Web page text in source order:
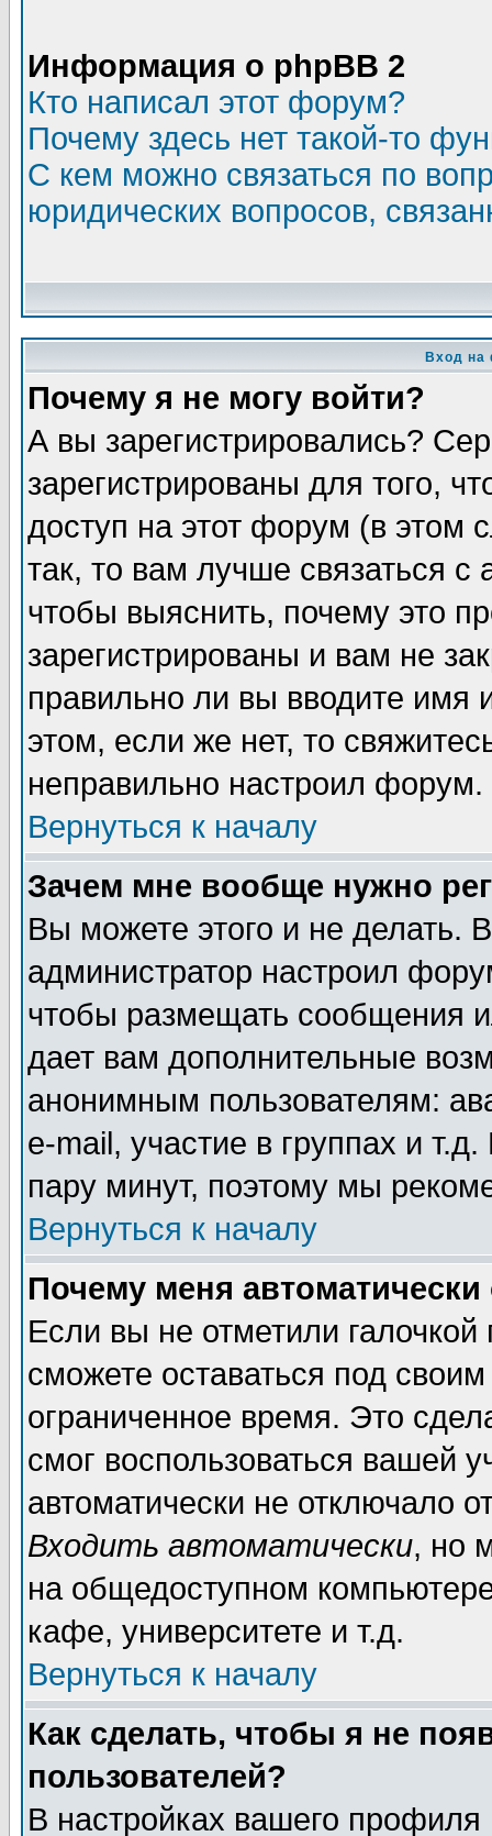
Информация о phpBB 2
Кто написал этот форум?
Почему здесь нет такой-то
С кем можно связаться по
юридических вопросов,
Вход на
Почему я не могу войти?
А вы зарегистрировались?
зарегистрированы для того,
доступ на этот форум (в этом
так, то вам лучше связаться
чтобы выяснить, почему это
зарегистрированы и вам не
правильно ли вы вводите
этом, если же нет, то
неправильно настроил форум.
Вернуться к началу
Зачем мне вообще нужно
Вы можете этого и не делать.
администратор настроил
чтобы размещать сообщения
дает вам дополнительные
анонимным пользователям:
e-mail, участие в группах и
пару минут, поэтому мы
Вернуться к началу
Почему меня автоматически
Если вы не отметили галочкой
сможете оставаться под
ограниченное время. Это
смог воспользоваться вашей
автоматически не отключало
Входить автоматически, но
на общедоступном
кафе, университете и т.д.
Вернуться к началу
Как сделать, чтобы я не
пользователей?
В настройках вашего